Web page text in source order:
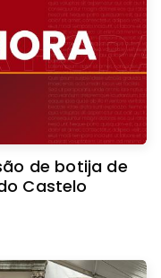
de botija de
Castelo